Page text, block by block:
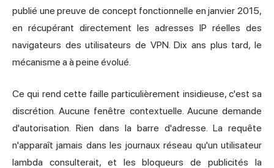
publié une preuve de concept fonctionnelle en janvier 2015,
en récupérant directement les adresses IP réelles des
navigateurs des utilisateurs de VPN. Dix ans plus tard, le
mécanisme a à peine évolué.
Ce qui rend cette faille particulièrement insidieuse, c'est sa
discrétion. Aucune fenêtre contextuelle. Aucune demande
d'autorisation. Rien dans la barre d'adresse. La requête
n'apparaît jamais dans les journaux réseau qu'un utilisateur
lambda consulterait, et les bloqueurs de publicités la